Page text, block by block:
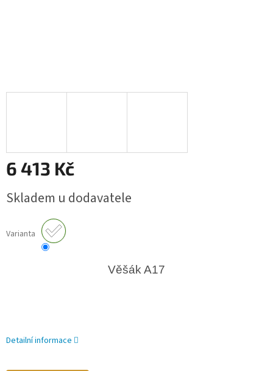
6 413 Kč
cena:
Skladem u dodavatele
Varianta
Věšák A17
Detailní informace